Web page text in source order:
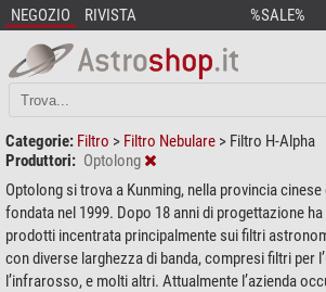
NEGOZIO RIVISTA %SALE%
Categorie: Filtro > Filtro Nebulare > Filtro H-Alpha
Produttori: Optolong
Optolong si trova a Kunming, nella provincia
fondata nel 1999. Dopo 18 anni di progettazione
prodotti incentrata principalmente sui filtri
con diverse larghezza di banda, compresi filtri per
l’infrarosso, e molti altri. Attualmente l’azienda